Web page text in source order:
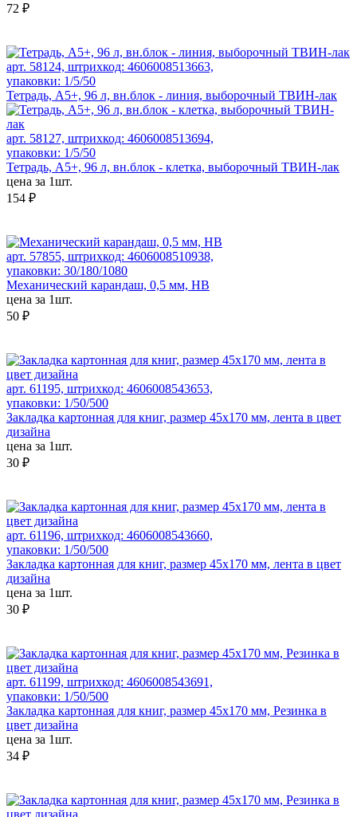
72 ₽
арт. 58124, штрихкод: 4606008513663,
упаковки: 1/5/50
Тетрадь, А5+, 96 л, вн.блок - линия, выборочный ТВИН-лак
арт. 58127, штрихкод: 4606008513694,
упаковки: 1/5/50
Тетрадь, А5+, 96 л, вн.блок - клетка, выборочный ТВИН-лак
цена за 1шт.
154 ₽
арт. 57855, штрихкод: 4606008510938,
упаковки: 30/180/1080
Механический карандаш, 0,5 мм, HB
цена за 1шт.
50 ₽
арт. 61195, штрихкод: 4606008543653,
упаковки: 1/50/500
Закладка картонная для книг, размер 45х170 мм, лента в цвет
дизайна
цена за 1шт.
30 ₽
арт. 61196, штрихкод: 4606008543660,
упаковки: 1/50/500
Закладка картонная для книг, размер 45х170 мм, лента в цвет
дизайна
цена за 1шт.
30 ₽
арт. 61199, штрихкод: 4606008543691,
упаковки: 1/50/500
Закладка картонная для книг, размер 45х170 мм, Резинка в
цвет дизайна
цена за 1шт.
34 ₽